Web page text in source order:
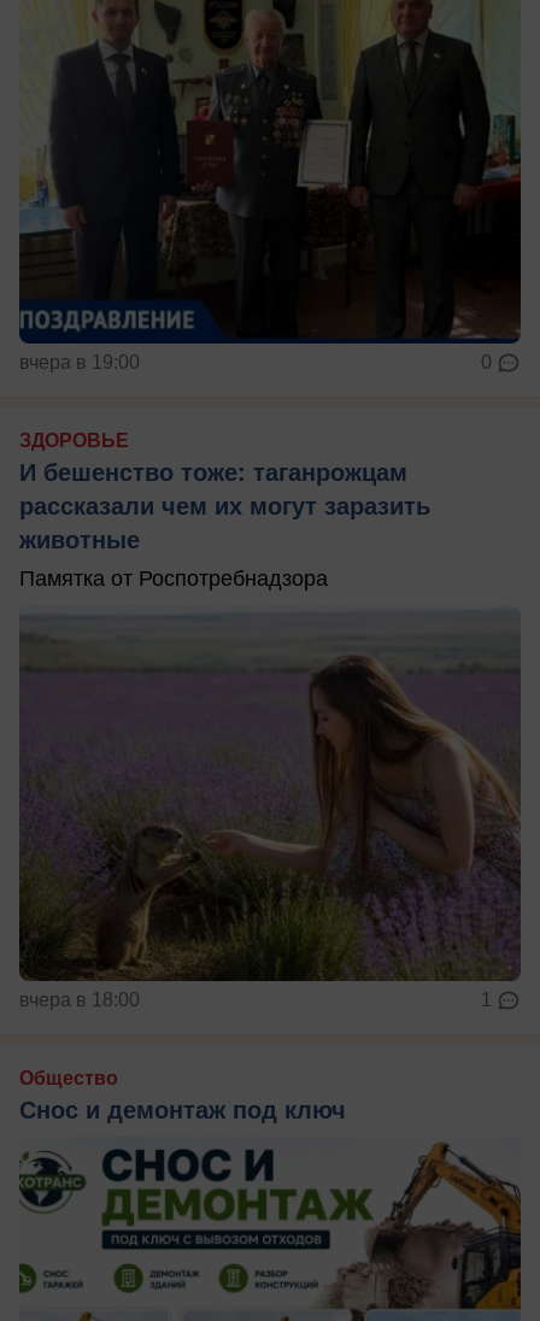
вчера в 19:00 0
ЗДОРОВЬЕ
И бешенство тоже: таганрожцам
рассказали чем их могут заразить
животные
Памятка от Роспотребнадзора
вчера в 18:00 1
Общество
Снос и демонтаж под ключ